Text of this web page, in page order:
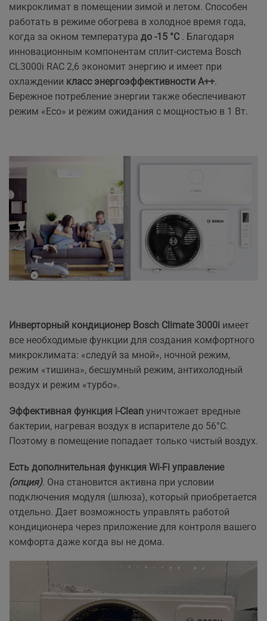
микроклимат в помещении зимой и летом. Способен
работать в режиме обогрева в холодное время года,
когда за окном температура до -15 °C. Благодаря
инновационным компонентам сплит-система Bosch
CL3000i RAC 2,6 экономит энергию и имеет при
охлаждении класс энергоэффективности А++.
Бережное потребление энергии также обеспечивают
режим «Eco» и режим ожидания с мощностью в 1 Вт.
Инверторный кондиционер Bosch Climate 3000i имеет
все необходимые функции для создания комфортного
микроклимата: «следуй за мной», ночной режим,
режим «тишина», бесшумный режим, антихолодный
воздух и режим «турбо».
Эффективная функция i-Clean уничтожает вредные
бактерии, нагревая воздух в испарителе до 56°C.
Поэтому в помещение попадает только чистый воздух.
Есть дополнительная функция Wi-Fi управление
(опция). Она становится активна при условии
подключения модуля (шлюза), который приобретается
отдельно. Дает возможность управлять работой
кондиционера через приложение для контроля вашего
комфорта даже когда вы не дома.